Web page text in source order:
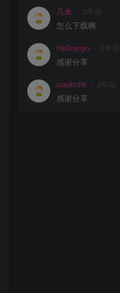
几米 2年前
怎么下载啊
Helloyoyo 2年前
感谢分享
xiaobohk 2年前
感谢分享